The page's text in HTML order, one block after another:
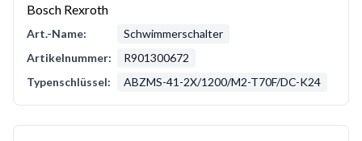
Bosch Rexroth
Art.-Name:
Schwimmerschalter
Artikelnummer:
R901300672
Typenschlüssel:
ABZMS-41-2X/1200/M2-T70F/DC-K24